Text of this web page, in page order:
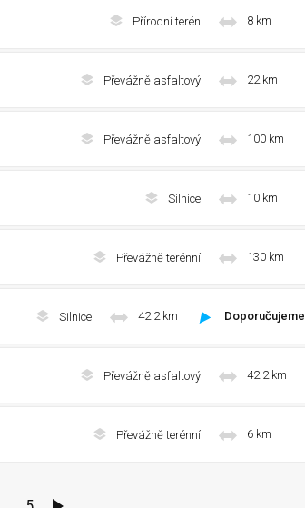
Přírodní terén 8 km
Převážně asfaltový 22 km
Převážně asfaltový 100 km
Silnice 10 km
Převážně terénní 130 km
Silnice 42.2 km Doporučujeme
Převážně asfaltový 42.2 km
Převážně terénní 6 km